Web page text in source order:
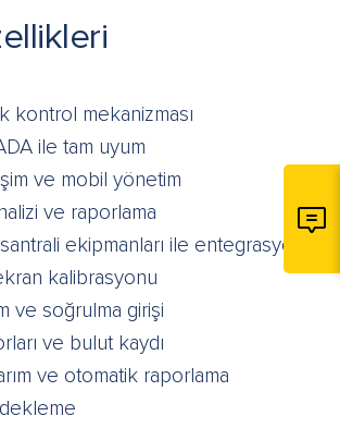
kontrol mekanizması
ile tam uyum
ve mobil yönetim
ve raporlama
ekipmanları ile entegrasyon
kalibrasyonu
ve soğrulma girişi
ve bulut kaydı
ve otomatik raporlama